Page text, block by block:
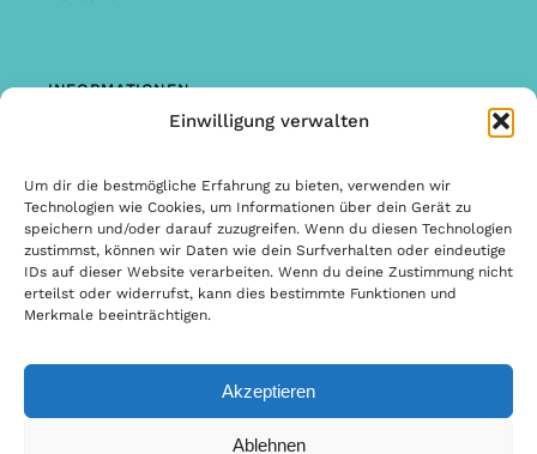
Einwilligung verwalten
Um dir die bestmögliche Erfahrung zu bieten, verwenden wir
Technologien wie Cookies, um Informationen über dein Gerät zu
speichern und/oder darauf zuzugreifen. Wenn du diesen Technologien
zustimmst, können wir Daten wie dein Surfverhalten oder eindeutige
IDs auf dieser Website verarbeiten. Wenn du deine Zustimmung nicht
erteilst oder widerrufst, kann dies bestimmte Funktionen und
Merkmale beeinträchtigen.
Akzeptieren
Ablehnen
INFORMATIONEN
Garantie & Reklamationen
Allgemeine Bedingungen & Konditionen
Allgemeine Bedingungen & Konditionen
Datenschutzbestimmungen